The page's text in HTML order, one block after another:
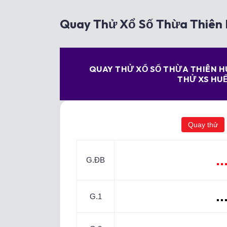
Quay Thử Xổ Số Thừa Thiên
QUAY THỬ XỔ SỐ THỪA THIÊN
THỬ XS
Quay thử
G.ĐB
G.1